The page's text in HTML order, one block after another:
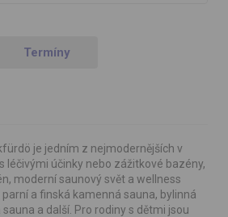
Termíny
je jedním z nejmodernějších v
léčivými účinky nebo zážitkové bazény,
moderní saunový svět a wellness
a finská kamenná sauna, bylinná
a další. Pro rodiny s dětmi jsou